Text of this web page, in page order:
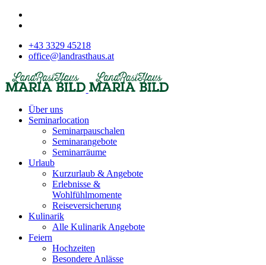
+43 3329 45218
office@landrasthaus.at
Über uns
Seminarlocation
Seminarpauschalen
Seminarangebote
Seminarräume
Urlaub
Kurzurlaub & Angebote
Erlebnisse &
Wohlfühlmomente
Reiseversicherung
Kulinarik
Alle Kulinarik Angebote
Feiern
Hochzeiten
Besondere Anlässe